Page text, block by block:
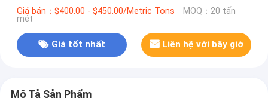
Giá bán：$400.00 - $450.00/Metric Tons MOQ：20 tấn
mét
Giá tốt nhất Liên hệ với bây giờ
Mô Tả Sản Phẩm